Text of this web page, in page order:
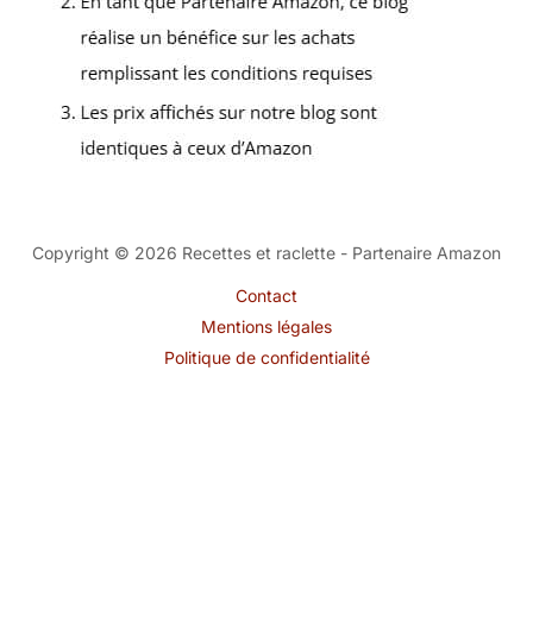
Copyright © 2026 Recettes et raclette - Partenaire Amazon
Contact
Mentions légales
Politique de confidentialité